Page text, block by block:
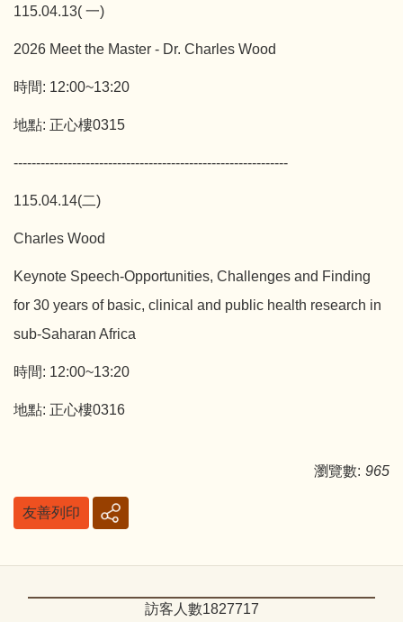
115.04.13( 一)
2026 Meet the Master - Dr. Charles Wood
時間: 12:00~13:20
地點: 正心樓0315
-------------------------------------------------------------
115.04.14(二)
Charles Wood
Keynote Speech-Opportunities, Challenges and Finding
for 30 years of basic, clinical and public health research in
sub-Saharan Africa
時間: 12:00~13:20
地點: 正心樓0316
瀏覽數: 965
友善列印
訪客人數1827717